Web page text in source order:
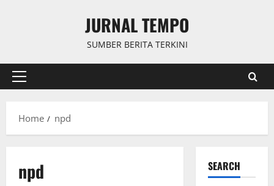
JURNAL TEMPO
SUMBER BERITA TERKINI
Primary
Home
npd
npd SEARCH